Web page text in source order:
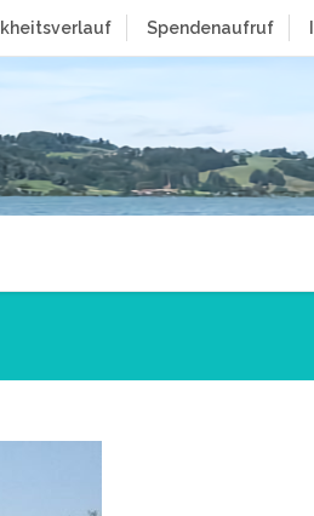
Spendenaufruf